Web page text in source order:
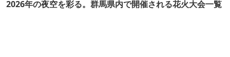
2026年の夜空を彩る。群馬県内で開催される花火大会一覧